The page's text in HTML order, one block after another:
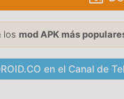
mundo. A diferencia
los mod APK más
en el Canal de